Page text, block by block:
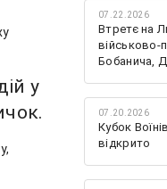
у
07.22.2026
Втретє на
військово-
Бобанича,
07.20.2026
Кубок
відкрито